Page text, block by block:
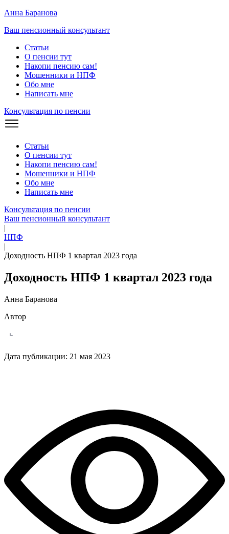
Анна Баранова
Ваш пенсионный консультант
Статьи
О пенсии тут
Накопи пенсию сам!
Мошенники и НПФ
Обо мне
Написать мне
Консультация по пенсии
Статьи
О пенсии тут
Накопи пенсию сам!
Мошенники и НПФ
Обо мне
Написать мне
Консультация по пенсии
Ваш пенсионный консультант
|
НПФ
|
Доходность НПФ 1 квартал 2023 года
Доходность НПФ 1 квартал 2023 года
Анна Баранова
Автор
Дата публикации: 21 мая 2023